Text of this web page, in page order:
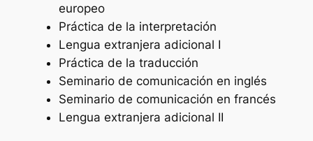
europeo
Práctica de la interpretación
Lengua extranjera adicional I
Práctica de la traducción
Seminario de comunicación en inglés
Seminario de comunicación en francés
Lengua extranjera adicional II